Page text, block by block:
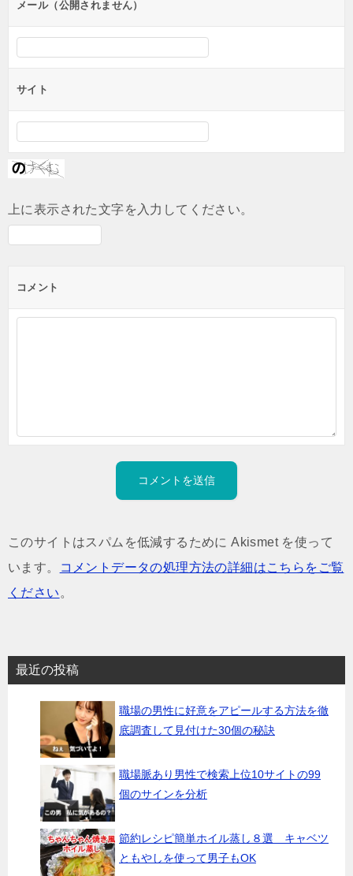
ンメール（公開されません）
サイト
上に表示された文字を入力してください。
コメント
このサイトはスパムを低減するために Akismet を使って
います。
コメントデータの処理方法の詳細はこちらをご覧
ください 。
最近の投稿
職場の男性に好意をアピールする方法を徹
底調査して見付けた30個の秘訣
職場脈あり男性で検索上位10サイトの99
個のサインを分析
節約レシピ簡単ホイル蒸し８選 キャベツ
ともやしを使って男子もOK